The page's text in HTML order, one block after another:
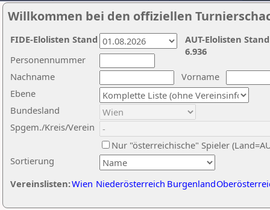
Willkommen bei den offiziellen
Nachname
Vorname
Ebene
Sortierung
Personennummer
Bundesland
Spgem./Kreis/Verein
Nur "österreichische" Spieler
Vereinslisten:Wien Niederösterreich Burgenland
AUT-Elolisten
6.936
FIDE-Elolisten Stand